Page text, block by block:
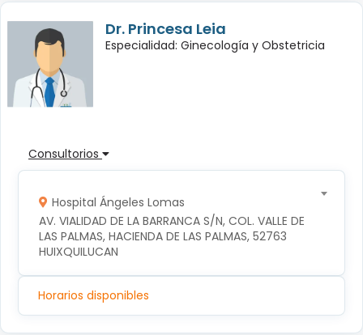
Dr. Princesa Leia
Especialidad: Ginecología y Obstetricia
Consultorios
Hospital Ángeles Lomas
AV. VIALIDAD DE LA BARRANCA S/N, COL. VALLE DE
LAS PALMAS, HACIENDA DE LAS PALMAS, 52763
HUIXQUILUCAN
Horarios disponibles